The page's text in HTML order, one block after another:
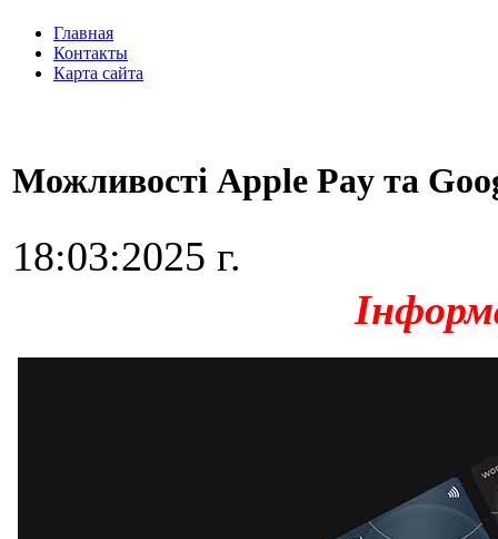
Главная
Контакты
Карта сайта
Можливості Apple Pay та
18:03:2025 г.